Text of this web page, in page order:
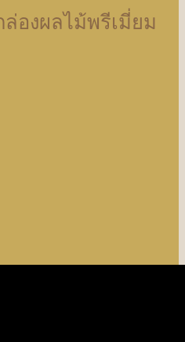
องผลไม้พรีเมี่ยม